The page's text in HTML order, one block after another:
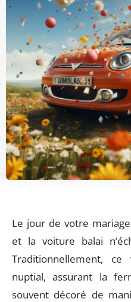
Le jour de votre
et la voiture balai
Traditionnellement,
nuptial, assurant la
souvent décoré de